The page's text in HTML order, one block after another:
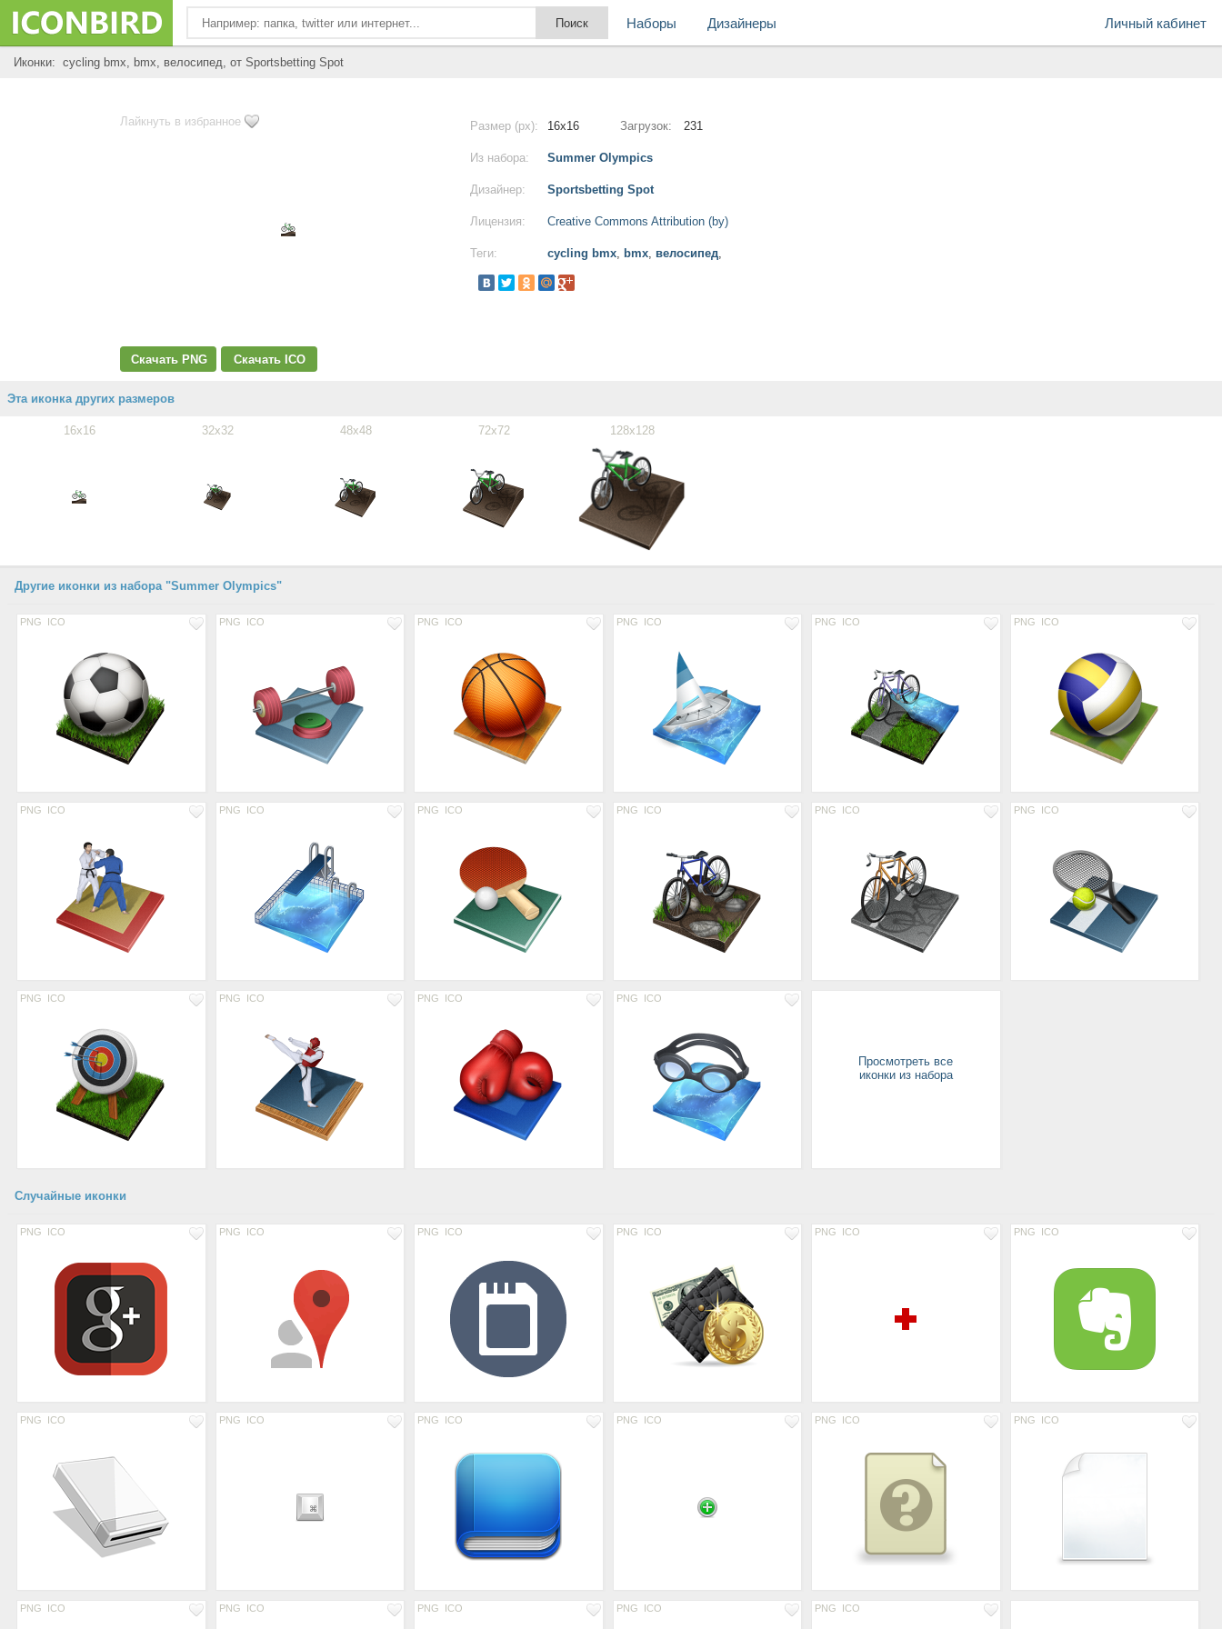
Личный кабинет
Наборы Дизайнеры
Иконки: cycling bmx, bmx, велосипед, от Sportsbetting Spot
Лайкнуть в избранное
Скачать PNG Скачать ICO
Размер (px): 16x16 Загрузок: 231
Из набора: Summer Olympics
Дизайнер: Sportsbetting Spot
Лицензия: Creative Commons Attribution (by)
Теги: cycling bmx, bmx, велосипед,
Эта иконка других размеров
16x16 32x32 48x48 72x72 128x128
Другие иконки из набора "Summer Olympics"
PNG ICO PNG ICO PNG ICO PNG ICO PNG ICO PNG ICO
PNG ICO PNG ICO PNG ICO PNG ICO PNG ICO PNG ICO
PNG ICO PNG ICO PNG ICO PNG ICO
Просмотреть все
иконки из набора
Случайные иконки
PNG ICO PNG ICO PNG ICO PNG ICO PNG ICO PNG ICO
PNG ICO PNG ICO PNG ICO PNG ICO PNG ICO PNG ICO
PNG ICO PNG ICO PNG ICO PNG ICO PNG ICO